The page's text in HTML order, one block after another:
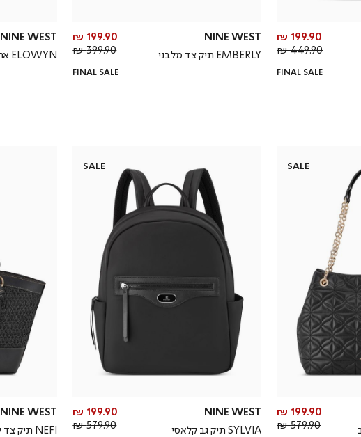
מחיר
מוצר
199.90 ₪
מחיר
449.90 ₪
FINAL SALE
NINE WEST
EMBERLY תיק צד מלבני
מחיר
מוצר
199.90 ₪
מחיר
399.90 ₪
FINAL SALE
NINE WEST
ELOWYN ארנק בשני צבעים
SALE
מחיר
מוצר
199.90 ₪
מחיר
579.90 ₪
SALE
NINE WEST
SYLVIA תיק גב קלאסי
מחיר
מוצר
199.90 ₪
מחיר
579.90 ₪
NINE WEST
NEFI תיק צד קש